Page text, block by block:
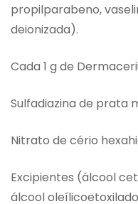
propilparabeno,
deionizada).
Cada 1 g de
Sulfadiazina de prata
Nitrato de cério
Excipientes (álcool
álcool